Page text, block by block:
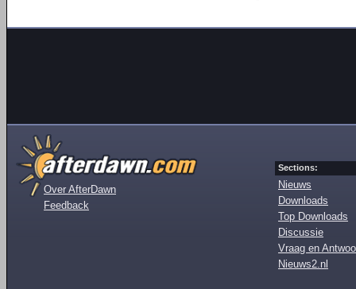
Over AfterDawn
Feedback
Sections:
Nieuws
Downloads
Top Downloads
Discussie
Vraag en
Nieuws2.nl